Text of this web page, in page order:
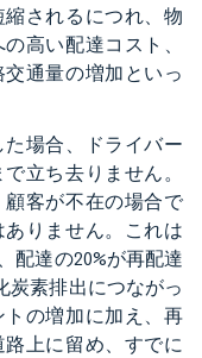
されるにつれ、物
高い配達コスト、
通量の増加といっ
場合、ドライバー
立ち去りません。
客が不在の場合で
りません。これは
配達の20%が再配達
炭素排出につながっ
の増加に加え、再
上に留め、すでに